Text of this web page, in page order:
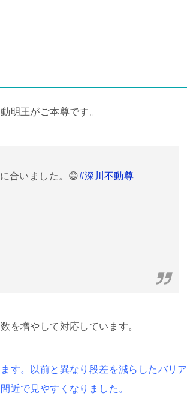
明王がご本尊です。
合いました。😄#深川不動尊
を増やして対応しています。
す。以前と異なり段差を減らしたバリア
近で見やすくなりました。